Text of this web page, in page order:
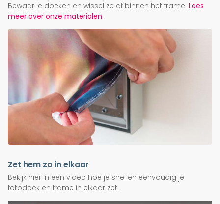
Bewaar je doeken en wissel ze af binnen het frame. Lees
meer over onze materialen.
Zet hem zo in elkaar
Bekijk hier in een video hoe je snel en eenvoudig je
fotodoek en frame in elkaar zet.